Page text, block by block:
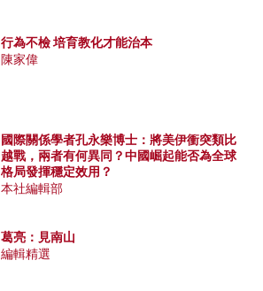
行為不檢 培育教化才能治本
陳家偉
國際關係學者孔永樂博士：將美伊衝突類比
越戰，兩者有何異同？中國崛起能否為全球
格局發揮穩定效用？
本社編輯部
葛亮：見南山
編輯精選